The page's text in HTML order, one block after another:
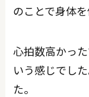
のことで身体を
心拍数高かっ
いう感じでし
た。